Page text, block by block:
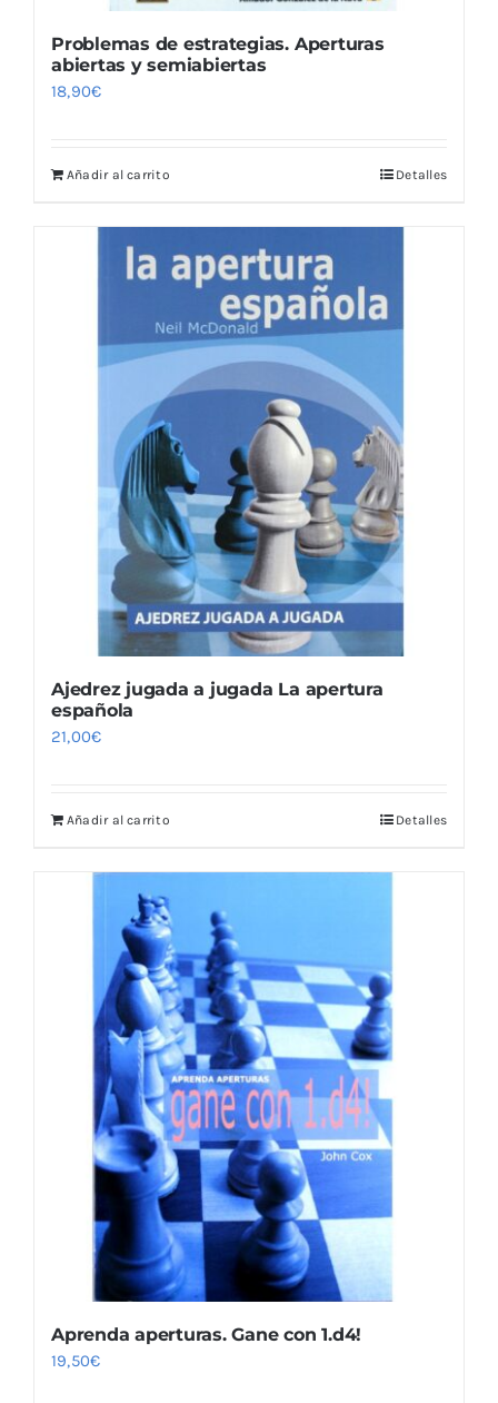
Problemas de estrategias. Aperturas
abiertas y semiabiertas
18,90€
Añadir al carrito Detalles
Ajedrez jugada a jugada La apertura
española
21,00€
Añadir al carrito Detalles
Aprenda aperturas. Gane con 1.d4!
19,50€